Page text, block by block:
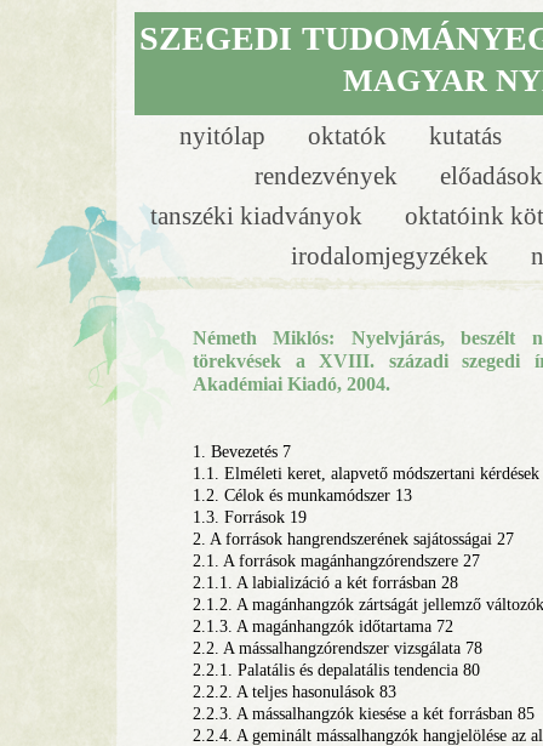
nyitólap oktatók
kutatás
rendezvények
tanszéki kiadványok
oktatóink
irodalomjegyzékek
SZEGEDI
MAGYAR
Németh Miklós: Nyelvjárás, beszélt
törekvések a XVIII. századi szegedi
Akadémiai Kiadó, 2004.
1. Bevezetés 7
1.1. Elméleti keret, alapvető módszertani kérdések
1.2. Célok és munkamódszer 13
1.3. Források 19
2. A források hangrendszerének sajátosságai 27
2.1. A források magánhangzórendszere 27
2.1.1. A labializáció a két forrásban 28
2.1.2. A magánhangzók zártságát jellemző
2.1.3. A magánhangzók időtartama 72
2.2. A mássalhangzórendszer vizsgálata 78
2.2.1. Palatális és depalatális tendencia 80
2.2.2. A teljes hasonulások 83
2.2.3. A mássalhangzók kiesése a két forrásban 85
2.2.4. A geminált mássalhangzók hangjelölése az